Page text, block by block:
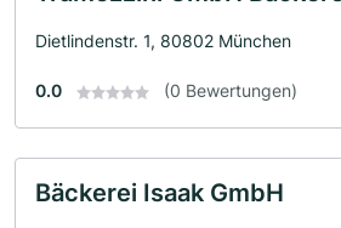
Dietlindenstr. 1, 80802 München
0.0 (0 Bewertungen)
Bäckerei Isaak GmbH